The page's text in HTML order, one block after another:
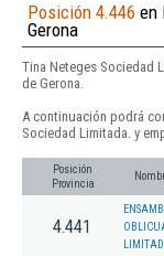
Posición 4.446 en
Gerona
Tina Neteges Sociedad
de Gerona.
A continuación podrá
Sociedad Limitada. y
Posición
Provincia
4.441